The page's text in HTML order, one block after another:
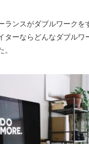
ランスがダブルワークを
ターならどんなダブルワ